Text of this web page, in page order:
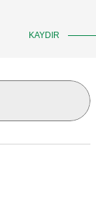
KAYDIR